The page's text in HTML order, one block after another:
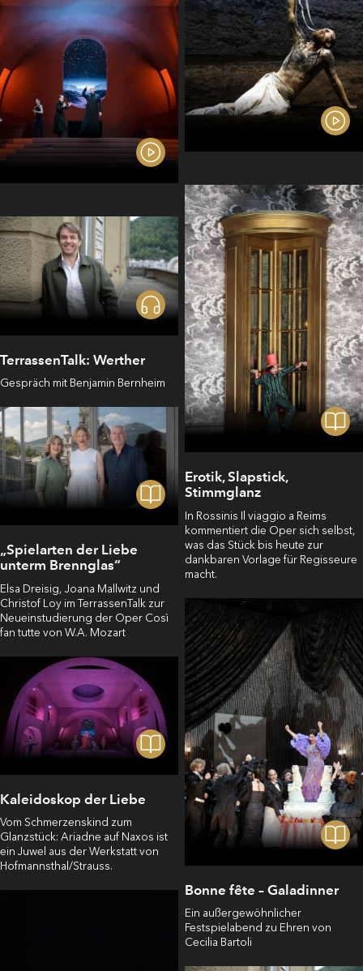
Erotik, Slapstick,
Stimmglanz
In Rossinis Il viaggio a Reims
kommentiert die Oper sich selbst,
was das Stück bis heute zur
dankbaren Vorlage für Regisseure
macht.
TerrassenTalk: Werther
Gespräch mit Benjamin Bernheim
„Spielarten der Liebe
unterm Brennglas“
Elsa Dreisig, Joana Mallwitz und
Christof Loy im TerrassenTalk zur
Neueinstudierung der Oper Così
fan tutte von W.A. Mozart
Bonne fête – Galadinner
Ein außergewöhnlicher
Festspielabend zu Ehren von
Cecilia Bartoli
Kaleidoskop der Liebe
Vom Schmerzenskind zum
Glanzstück: Ariadne auf Naxos ist
ein Juwel aus der Werkstatt von
Hofmannsthal/Strauss.